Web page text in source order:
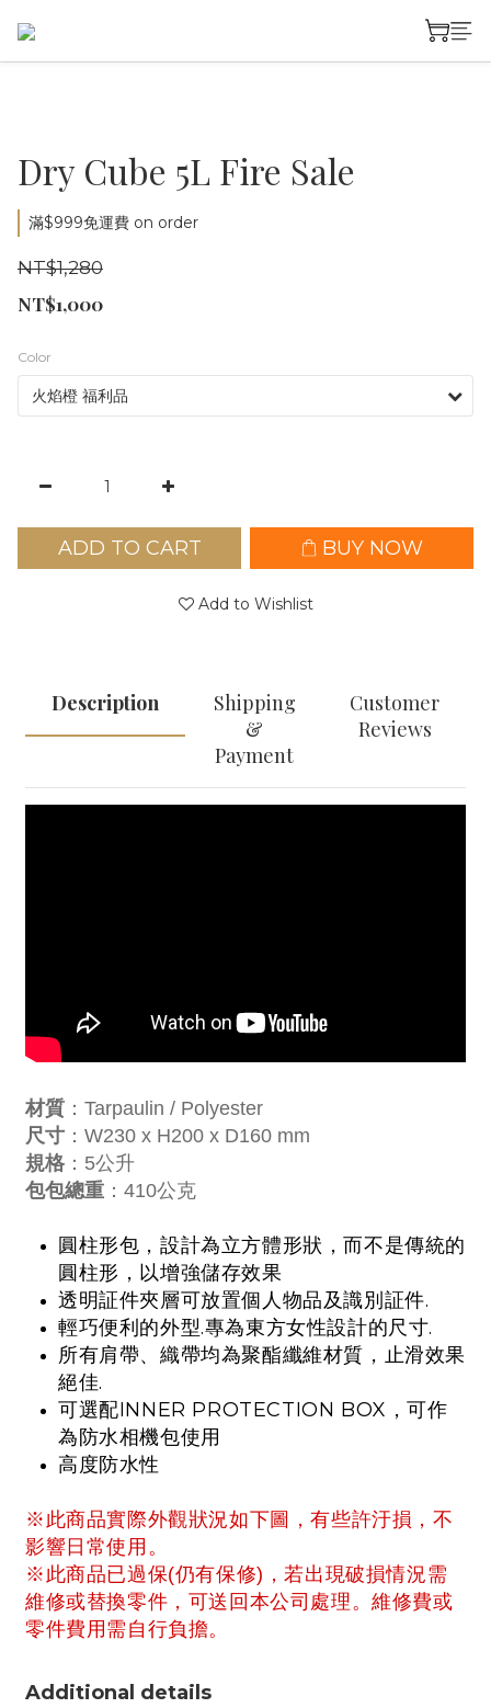
Dry Cube 5L Fire Sale
滿$999免運費 on order
NT$1,280
NT$1,000
Color
ADD TO CART BUY NOW
Add to Wishlist
Description
Shipping
&
Payment
Customer
Reviews
材質 ：Tarpaulin / Polyester
尺寸 ：W230 x H200 x D160 mm
規格 ：5公升
包包總重 ：410公克
圓柱形包，設計為立方體形狀，而不是傳統的
圓柱形，以增強儲存效果
透明証件夾層可放置個人物品及識別証件.
輕巧便利的外型.專為東方女性設計的尺寸.
所有肩帶、織帶均為聚酯纖維材質，止滑效果
絕佳.
可選配INNER PROTECTION BOX，可作
為防水相機包使用
高度防水性
※此商品實際外觀狀況如下圖，有些許汙損，不
影響日常使用。
※此商品已過保(仍有保修)，若出現破損情況需
維修或替換零件，可送回本公司處理。維修費或
零件費用需自行負擔。
Additional details